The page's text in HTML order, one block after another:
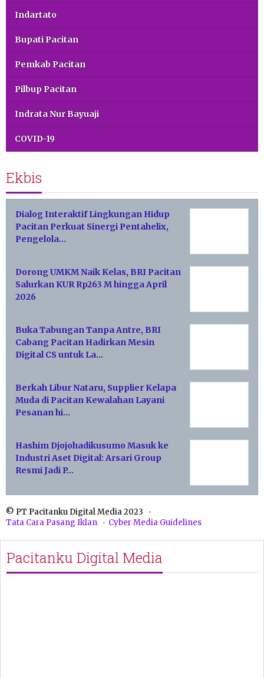
Indartato
Bupati Pacitan
Pemkab Pacitan
Pilbup Pacitan
Indrata Nur Bayuaji
COVID-19
Ekbis
Dialog Interaktif Lingkungan Hidup
Pacitan Perkuat Sinergi Pentahelix,
Pengelola…
Dorong UMKM Naik Kelas, BRI Pacitan
Salurkan KUR Rp263 M hingga April
2026
Buka Tabungan Tanpa Antre, BRI
Cabang Pacitan Hadirkan Mesin
Digital CS untuk La…
Berkah Libur Nataru, Supplier Kelapa
Muda di Pacitan Kewalahan Layani
Pesanan hi…
Hashim Djojohadikusumo Masuk ke
Industri Aset Digital: Arsari Group
Resmi Jadi P…
© PT Pacitanku Digital Media 2023
Tata Cara Pasang Iklan
Cyber Media Guidelines
Pacitanku Digital Media